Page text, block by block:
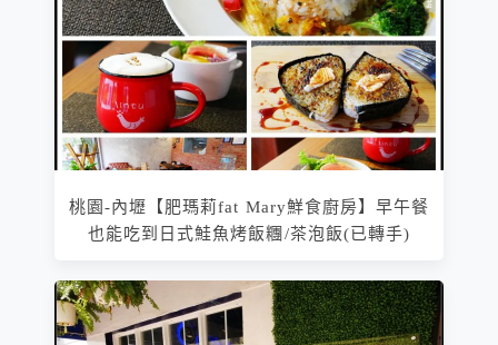
桃園-內壢【肥瑪莉fat Mary鮮食廚房】早午餐
也能吃到日式鮭魚烤飯糰/茶泡飯(已轉手)